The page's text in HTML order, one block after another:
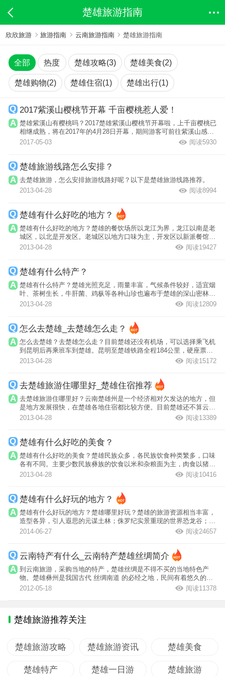
楚雄旅游指南
欣欣旅游 旅游指南 云南旅游指南 楚雄旅游指南
全部 热度 楚雄攻略(3) 楚雄美食(2)
楚雄购物(2) 楚雄住宿(1) 楚雄出行(1)
2017紫溪山樱桃节开幕 千亩樱桃惹人爱！
楚雄紫溪山有樱桃吗？2017楚雄紫溪山樱桃节开幕啦，上千亩樱桃已
相继成熟，将在2017年的4月28日开幕，期间游客可前往紫溪山感受
樱桃园采摘...
2017-05-03 阅读5930
楚雄旅游线路怎么安排？
去楚雄旅游，怎么安排旅游线路好呢？以下是楚雄旅游线路推荐。
2013-04-28
阅读8994
楚雄有什么好吃的地方？
楚雄有什么好吃的地方？楚雄的餐饮场所以龙江为界，龙江以南是老
城区，以北是开发区。老城区以地方口味为主，开发区以新派餐馆为
主，大小餐...
2013-04-28 阅读19427
楚雄有什么特产？
楚雄有什么特产？楚雄光照充足，雨量丰富，气候条件较好，适宜烟
叶、茶树生长，牛肝菌、鸡枞等各种山珍也遍布于楚雄的深山密林之
间，物产极...
2013-04-28 阅读12809
怎么去楚雄_去楚雄怎么走？
怎么去楚雄？去楚雄怎么走？目前楚雄还没有机场，可以选择乘飞机
到昆明后再乘班车到楚雄。昆明至楚雄铁路全程184公里，硬座票价
19元，经停...
2013-04-28 阅读15172
去楚雄旅游住哪里好_楚雄住宿推荐
去楚雄旅游住哪里好？云南楚雄州是一个经济相对欠发达的地方，但
是地方发展很快，在楚雄各地住宿都比较方便。目前楚雄还不算云南
旅游的热区...
2013-04-28 阅读13389
楚雄有什么好吃的美食？
楚雄有什么好吃的美食？楚雄民族众多，各民族饮食种类繁多，口味
各有不同。主要少数民族彝族的饮食以米和杂粮面为主，肉食以猪、
羊、牛肉为...
2013-04-28 阅读10416
楚雄有什么好玩的地方？
楚雄有什么好玩的地方？楚雄哪里好玩？楚雄的旅游资源相当丰富，
造型各异，引人遐思的元谋土林；侏罗纪实景重现的世界恐龙谷；千
年盐都——...
2014-06-27 阅读24657
云南特产有什么_云南特产楚雄丝绸简介
到云南旅游，采购当地的特产，楚雄丝绸是不得不买的当地特色产
物。楚雄彝州是我国古代 丝绸南道 的必经之地，民间有着悠久的栽
桑养蚕、缫丝...
2012-05-18 阅读11378
楚雄旅游推荐关注
楚雄旅游攻略 楚雄旅游资讯 楚雄美食
楚雄特产 楚雄一日游 楚雄旅游